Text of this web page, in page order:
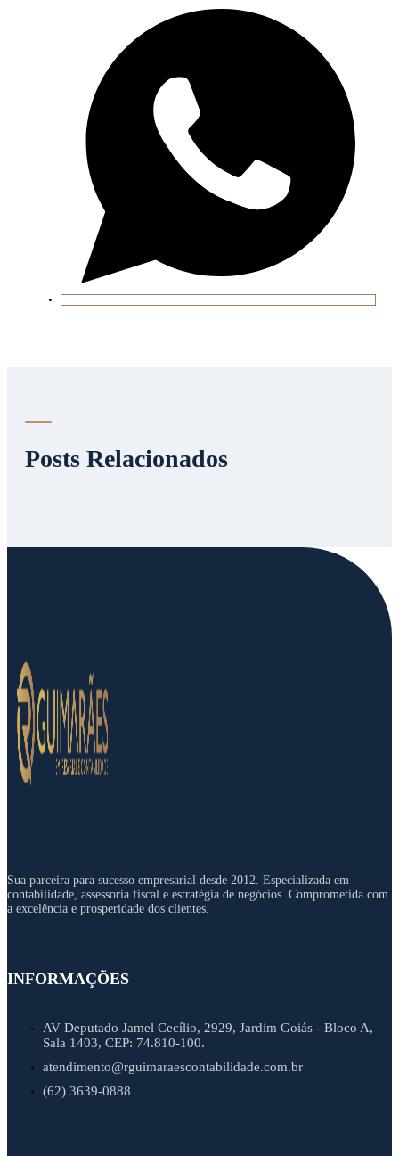
Posts Relacionados
Sua parceira para sucesso empresarial desde 2012. Especializada em
contabilidade, assessoria fiscal e estratégia de negócios. Comprometida com
a excelência e prosperidade dos clientes.
INFORMAÇÕES
AV Deputado Jamel Cecílio, 2929, Jardim Goiás - Bloco A,
Sala 1403, CEP: 74.810-100.
atendimento@rguimaraescontabilidade.com.br
(62) 3639-0888